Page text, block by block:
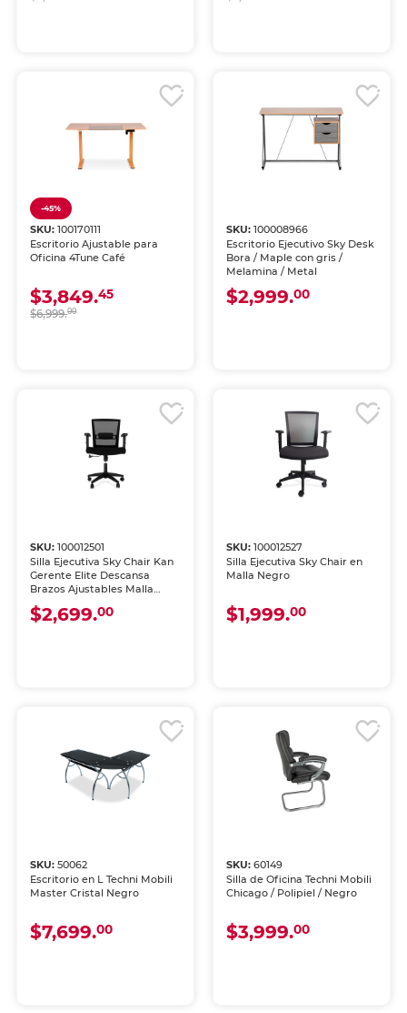
-45%
SKU:100170111
Escritorio Ajustable para
Oficina 4Tune Café
$3,849.45
$6,999.00
SKU: 100008966
Escritorio Ejecutivo Sky Desk
Bora / Maple con gris /
Melamina / Metal
$2,999.00
SKU:100012501
Silla Ejecutiva Sky Chair Kan
Gerente Elite Descansa
Brazos Ajustables Malla
Negra
$2,699.00
SKU: 100012527
Silla Ejecutiva Sky Chair en
Malla Negro
$1,999.00
SKU:50062
Escritorio en L Techni Mobili
Master Cristal Negro
$7,699.00
SKU: 60149
Silla de Oficina Techni Mobili
Chicago / Polipiel / Negro
$3,999.00